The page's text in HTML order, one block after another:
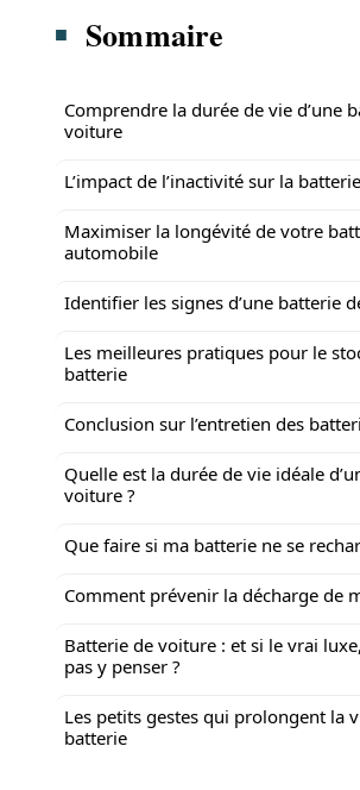
Sommaire
Comprendre la durée de vie d’une
voiture
L’impact de l’inactivité sur la batterie
Maximiser la longévité de votre
automobile
Identifier les signes d’une batterie
Les meilleures pratiques pour le
batterie
Conclusion sur l’entretien des
Quelle est la durée de vie idéale
voiture ?
Que faire si ma batterie ne se
Comment prévenir la décharge de
Batterie de voiture : et si le vrai
pas y penser ?
Les petits gestes qui prolongent la
batterie